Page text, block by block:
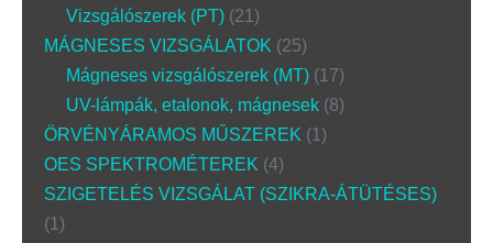
Vizsgálószerek (PT) 21
MÁGNESES VIZSGÁLATOK
25
Mágneses vizsgálószerek (MT) 17
UV-lámpák, etalonok, mágnesek 8
ÖRVÉNYÁRAMOS MŰSZEREK
1
OES SPEKTROMÉTEREK 4
SZIGETELÉS VIZSGÁLAT (SZIKRA-ÁTÜTÉSES)
1